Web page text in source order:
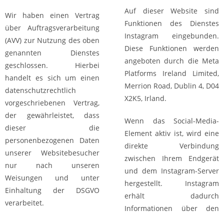
Wir haben einen Vertrag
über Auftragsverarbeitung
(AVV) zur Nutzung des oben
genannten Dienstes
geschlossen. Hierbei
handelt es sich um einen
datenschutzrechtlich
vorgeschriebenen Vertrag,
der gewährleistet, dass
dieser die
personenbezogenen Daten
unserer Websitebesucher
nur nach unseren
Weisungen und unter
Einhaltung der DSGVO
verarbeitet.
Auf dieser Website sind
Funktionen des Dienstes
Instagram eingebunden.
Diese Funktionen werden
angeboten durch die Meta
Platforms Ireland Limited,
Merrion Road, Dublin 4, D04
X2K5, Irland.
Wenn das Social-Media-
Element aktiv ist, wird eine
direkte Verbindung
zwischen Ihrem Endgerät
und dem Instagram-Server
hergestellt. Instagram
erhält dadurch
Informationen über den